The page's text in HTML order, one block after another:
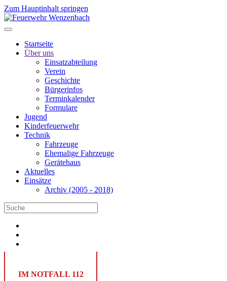
Zum Hauptinhalt springen
Startseite
Über uns
Einsatzabteilung
Verein
Geschichte
Bürgerinfos
Terminkalender
Formulare
Jugend
Kinderfeuerwehr
Technik
Fahrzeuge
Ehemalige Fahrzeuge
Gerätehaus
Aktuelles
Einsätze
Archiv (2005 - 2018)
IM NOTFALL 112